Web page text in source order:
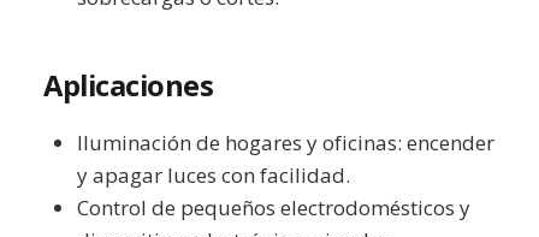
Aplicaciones
Iluminación de hogares y oficinas: encender
y apagar luces con facilidad.
Control de pequeños electrodomésticos y